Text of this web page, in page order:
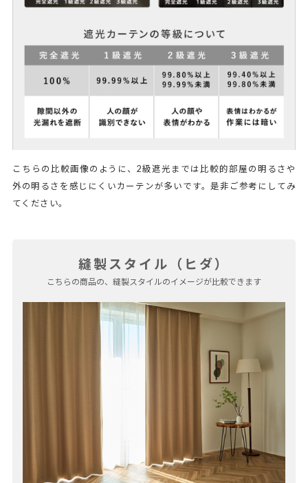
こちらの比較画像のように、2級遮光までは比較的部屋の明るさや
外の明るさを感じにくいカーテンが多いです。是非ご参考にしてみ
てください。
縫製スタイル（ヒダ）
こちらの商品の、縫製スタイルのイメージが比較できます